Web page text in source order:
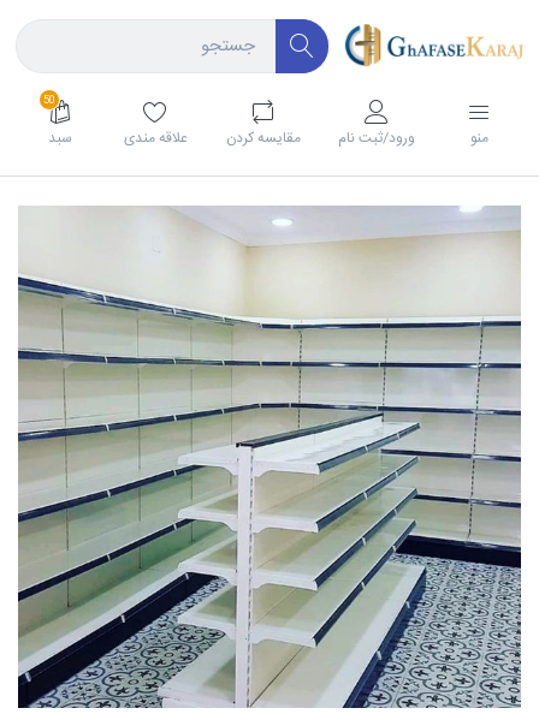
منو ورود/ثبت نام مقايسه كردن علاقه مندی
50
سبد